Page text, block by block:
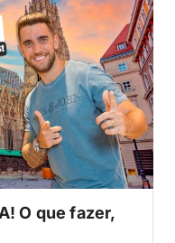
O que fazer,